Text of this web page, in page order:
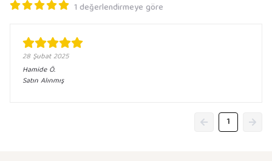
1 değerlendirmeye göre
28 Şubat 2025
Hamide Ö.
Satın Alınmış
1